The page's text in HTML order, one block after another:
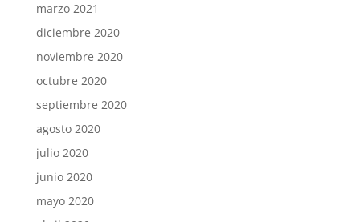
marzo 2021
diciembre 2020
noviembre 2020
octubre 2020
septiembre 2020
agosto 2020
julio 2020
junio 2020
mayo 2020